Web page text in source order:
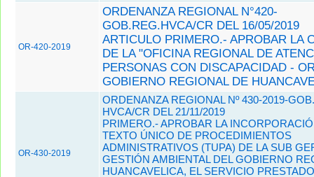
OR-420-2019
ORDENANZA REGIONAL N°420-
GOB.REG.HVCA/CR DEL 16/05/2019
ARTICULO PRIMERO.- APROBAR LA
DE LA "OFICINA REGIONAL DE
PERSONAS CON DISCAPACIDAD -
GOBIERNO REGIONAL DE
OR-430-2019
ORDENANZA REGIONAL Nº 430-2019-
HVCA/CR DEL 21/11/2019
PRIMERO.- APROBAR LA
TEXTO ÚNICO DE PROCEDIMIENTOS
ADMINISTRATIVOS (TUPA) DE LA SUB
GESTIÓN AMBIENTAL DEL GOBIERNO
HUANCAVELICA, EL SERVICIO